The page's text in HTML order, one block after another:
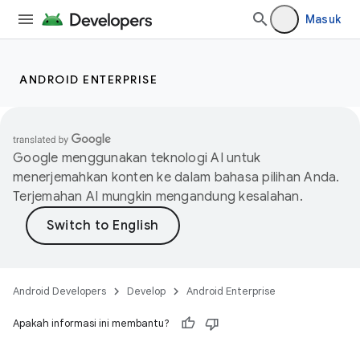
Masuk
ANDROID ENTERPRISE
Google menggunakan teknologi AI untuk
menerjemahkan konten ke dalam bahasa pilihan Anda.
Terjemahan AI mungkin mengandung kesalahan.
Android Developers Develop Android Enterprise
Apakah informasi ini membantu?